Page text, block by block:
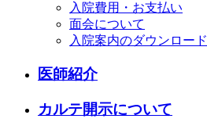
入院費用・お支払い
面会について
入院案内のダウンロード
医師紹介
カルテ開示について